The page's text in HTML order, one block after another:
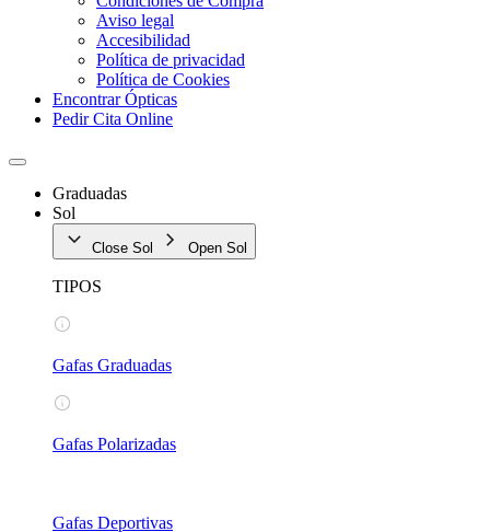
Aviso legal
Accesibilidad
Política de privacidad
Política de Cookies
Encontrar Ópticas
Pedir Cita Online
Graduadas
Sol
Close Sol Open Sol
TIPOS
Gafas Graduadas
Gafas Polarizadas
Gafas Deportivas